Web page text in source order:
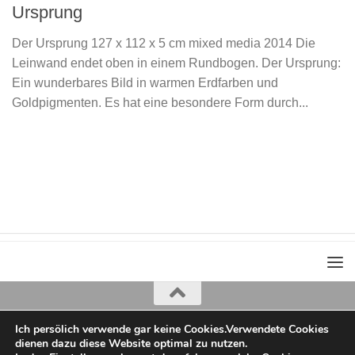
Ursprung
Der Ursprung 127 x 112 x 5 cm mixed media 2014 Die
Leinwand endet oben in einem Rundbogen. Der Ursprung:
Ein wunderbares Bild in warmen Erdfarben und
Goldpigmenten. Es hat eine besondere Form durch...
Iris Greiner
copyright 2022
Ich persölich verwende gar keine Cookies.Verwendete Cookies
dienen dazu diese Website optimal zu nutzen.